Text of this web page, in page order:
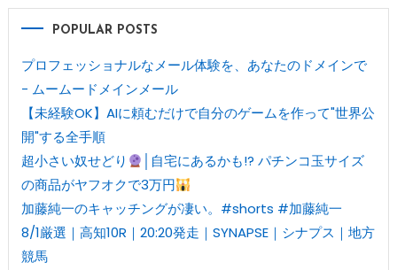
POPULAR POSTS
プロフェッショナルなメール体験を、あなたのドメインで
- ムームードメインメール
【未経験OK】AIに頼むだけで自分のゲームを作って"世界公
開"する全手順
超小さい奴せどり
│自宅にあるかも!? パチンコ玉サイズ
の商品がヤフオクで3万円
加藤純一のキャッチングが凄い。#shorts #加藤純一
8/1厳選｜高知10R｜20:20発走｜SYNAPSE｜シナプス｜地方
競馬